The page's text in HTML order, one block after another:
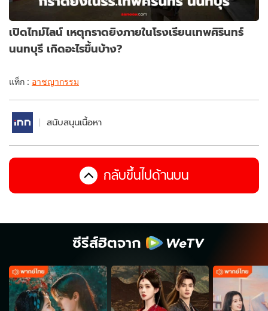
เปิดไทม์ไลน์ เหตุกราดยิงภายในโรงเรียนเทพศิรินทร์
นนทบุรี เกิดอะไรขึ้นบ้าง?
แท็ก : อาชญากรรม
สนับสนุนเนื้อหา
กลับขึ้นไปด้านบน
ซีรีส์ฮิตจาก